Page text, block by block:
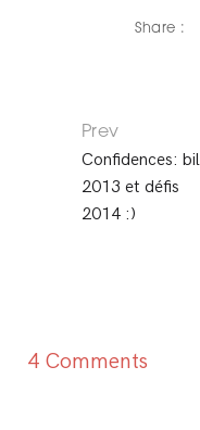
Share :
O
A
Prev
Confidences:
2013 et défis
2014 :)
4 Comments